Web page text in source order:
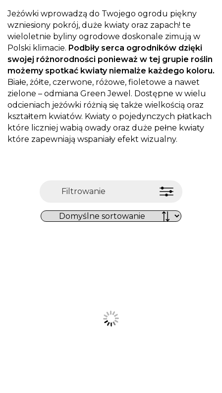
Jeżówki wprowadzą do Twojego ogrodu piękny
wzniesiony pokrój, duże kwiaty oraz zapach! te
wieloletnie byliny ogrodowe doskonale zimują w
Polski klimacie. Podbiły serca ogrodników dzięki
swojej różnorodności ponieważ w tej grupie roślin
możemy spotkać kwiaty niemalże każdego koloru.
Białe, żółte, czerwone, różowe, fioletowe a nawet
zielone – odmiana Green Jewel. Dostępne w wielu
odcieniach jeżówki różnią się także wielkością oraz
kształtem kwiatów. Kwiaty o pojedynczych płatkach
które liczniej wabią owady oraz duże pełne kwiaty
które zapewniają wspaniały efekt wizualny.
Filtrowanie